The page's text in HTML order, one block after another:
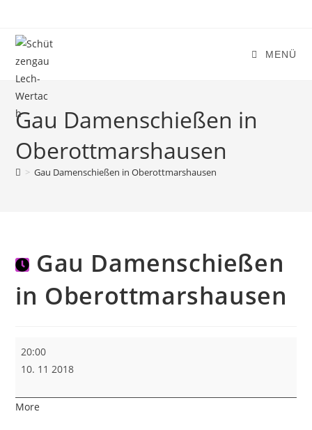
springen
MENÜ
Gau Damenschießen in
Oberottmarshausen
> Gau Damenschießen in Oberottmarshausen
Gau Damenschießen
in Oberottmarshausen
Gau
Damenschießen
Oberottmarshausen
20:00
10. 11 2018
More